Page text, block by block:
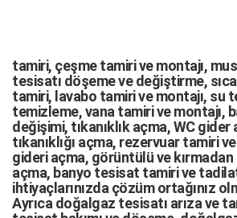
tamiri, çeşme tamirivemontajı,
tesisatı döşemeve değiştirme,
tamiri, lavabo tamirivemontajı, su
temizleme,vana tamirivemontajı,
değişimi, tıkanıklık açma,WC gider
tıkanıklığı açma, rezervuar tamirive
gideri açma, görüntülü ve
açma, banyo tesisat tamirive
ihtiyaçlarınızda çözüm ortağınız
Ayrıca doğalgaz tesisatı arızave